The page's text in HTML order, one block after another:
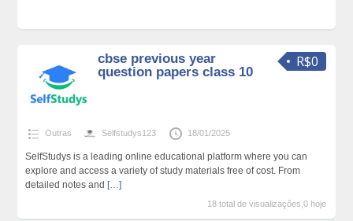
R$0
cbse previous year
question papers class 10
Outras Selfstudys123 18/01/2025
SelfStudys is a leading online educational platform where you can
explore and access a variety of study materials free of cost. From
detailed notes and […]
18 total de visualizações,0 hoje